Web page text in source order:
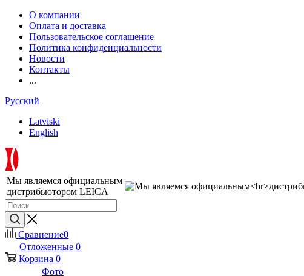
О компании
Оплата и доставка
Пользовательское соглашение
Политика конфиденциальности
Новости
Контакты
...
Русский
Latviski
English
Мы являемся официальным
дистрибьютором LEICA
Сравнение0
Отложенные 0
Корзина 0
Фото